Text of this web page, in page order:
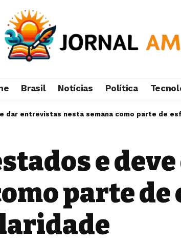
Brasil Notícias Política
dar entrevistas nesta semana como parte de
e
parte